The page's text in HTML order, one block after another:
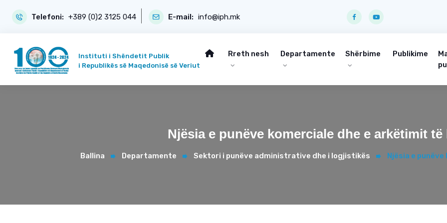
Telefoni: +389 (0)2 3125 044 E-mail: info@iph.mk
Instituti i Shëndetit Publik
i Republikës së Maqedonisë së Veriut
Rreth nesh Departamente Shërbime Publikime
Njësia e punëve komerciale dhe e arkëtimit
Ballina Departamente Sektori i punëve administrative dhe i logjistikës Njësia e